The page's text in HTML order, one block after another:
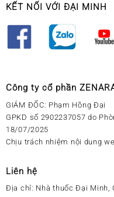
KẾT NỐI VỚI ĐẠI MINH
Công ty cổ phần
GIÁM ĐỐC: Phạm Hồng Đại
GPKD số 2902237057 do
18/07/2025
Chịu trách nhiệm nội dung
Liên hệ
Địa chỉ: Nhà thuốc Đại Minh,